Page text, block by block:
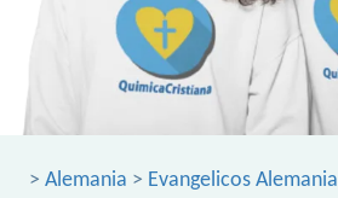
> Alemania > Evangelicos Alemania